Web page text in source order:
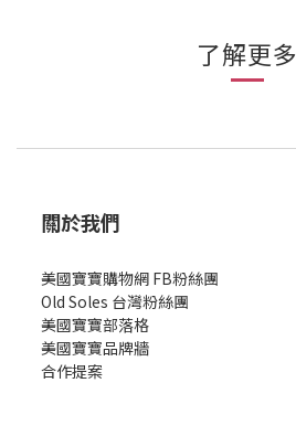
了解更多
關於我們
美國寶寶購物網 FB粉絲團
Old Soles 台灣粉絲團
美國寶寶部落格
美國寶寶品牌牆
合作提案